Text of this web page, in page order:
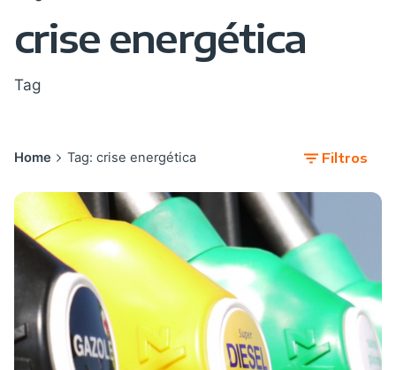
crise energética
Tag
Home Tag: crise energética Filtros